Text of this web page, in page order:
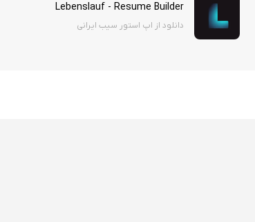
Lebenslauf - Resume Builder
دانلود از اپ استور سیب ایرانی